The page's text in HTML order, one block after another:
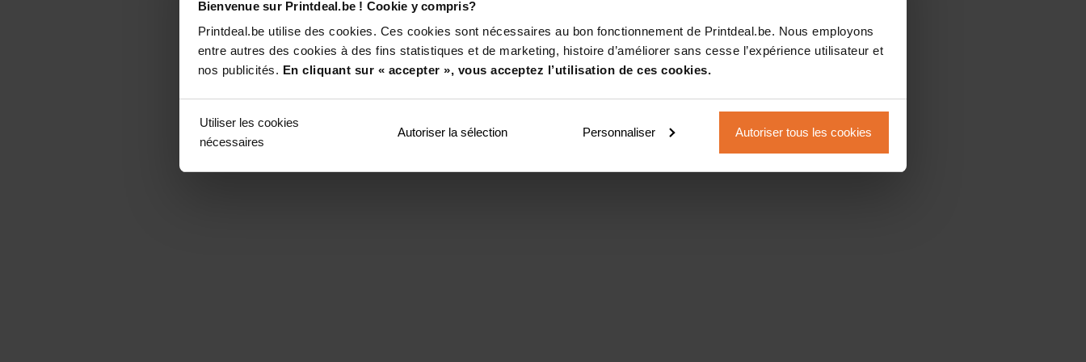
Bienvenue sur Printdeal.be ! Cookie y compris?
Printdeal.be utilise des cookies. Ces cookies sont nécessaires au bon fonctionnement de Printdeal.be. Nous employons
entre autres des cookies à des fins statistiques et de marketing, histoire d’améliorer sans cesse l’expérience utilisateur et
nos publicités. En cliquant sur « accepter », vous acceptez l’utilisation de ces cookies.
Utiliser les cookies
nécessaires
Autoriser la sélection Personnaliser Autoriser tous les cookies